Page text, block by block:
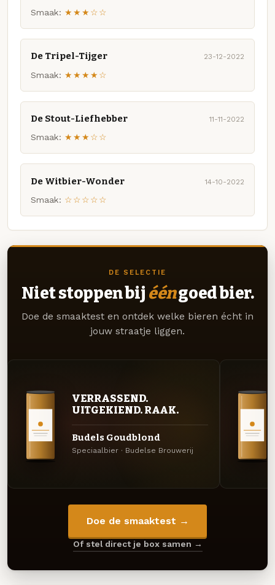
Smaak: ★★★☆☆
De Tripel-Tijger 23-12-2022
Smaak: ★★★★☆
De Stout-Liefhebber 11-11-2022
Smaak: ★★★☆☆
De Witbier-Wonder 14-10-2022
Smaak: ☆☆☆☆☆
DE SELECTIE
Niet stoppen bij ééngoed bier.
Doe de smaaktest en ontdek welke bieren écht in
jouw straatje liggen.
VERRASSEND.
UITGEKIEND. RAAK.
Budels Goudblond
Speciaalbier · Budelse Brouwerij
Doe de smaaktest →
Of stel direct je box samen →